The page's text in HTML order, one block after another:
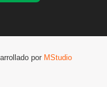
por MStudio